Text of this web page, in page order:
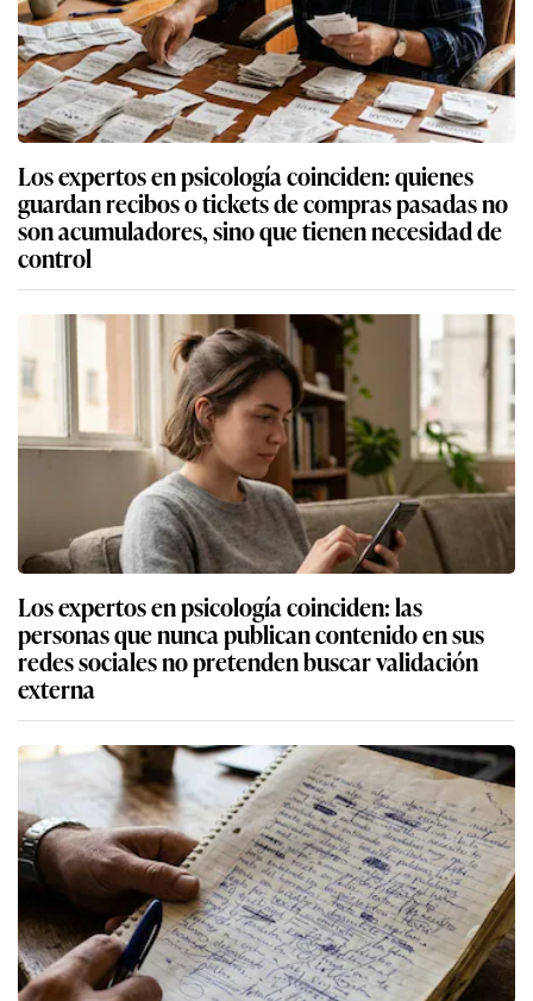
Los expertos en psicología coinciden: quienes
guardan recibos o tickets de compras pasadas no
son acumuladores, sino que tienen necesidad de
control
Los expertos en psicología coinciden: las
personas que nunca publican contenido en sus
redes sociales no pretenden buscar validación
externa